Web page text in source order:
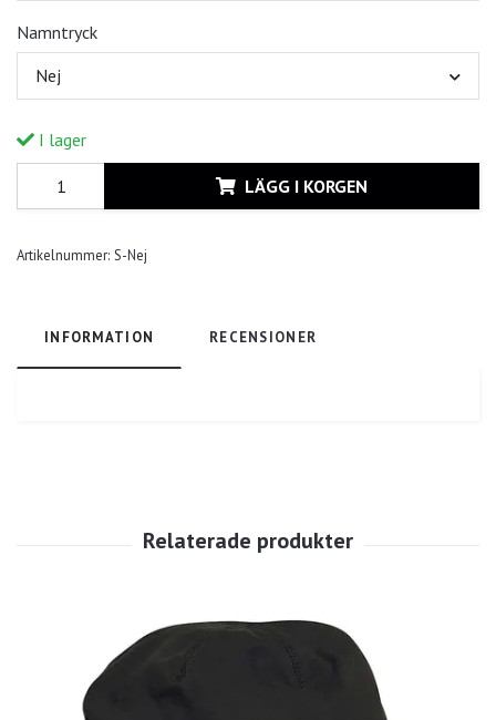
Namntryck
Nej
I lager
LÄGG I KORGEN
Artikelnummer: S-Nej
INFORMATION RECENSIONER